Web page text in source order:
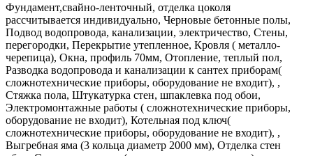
Фундамент,свайно-ленточный, отделка цоколя
рассчитывается индивидуально, Черновые бетонные полы,
Подвод водопровода, канализации, электричество, Стены,
перегородки, Перекрытие утепленное, Кровля ( металло-
черепица), Окна, профиль 70мм, Отопление, теплый пол,
Разводка водопровода и канализации к сантех приборам(
сложнотехнические приборы, оборудование не входит), ,
Стяжка пола, Штукатурка стен, шпаклевка под обои,
Электромонтажные работы ( сложнотехнические приборы,
оборудование не входит), Котельная под ключ(
сложнотехнические приборы, оборудование не входит), ,
Выгребная яма (3 кольца диаметр 2000 мм), Отделка стен